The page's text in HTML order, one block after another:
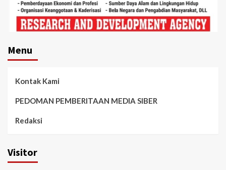
Menu
Kontak Kami
PEDOMAN PEMBERITAAN MEDIA SIBER
Redaksi
Visitor